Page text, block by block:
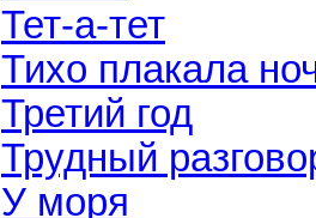
Тет-а-тет
Тихо плакала
Третий год
Трудный
У моря